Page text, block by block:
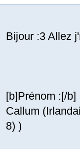
Bijour :3 Allez
[b]Prénom :[/b]
Callum
8) )